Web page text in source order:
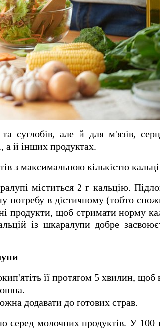
суглобів, але й для м'язів,
а й інших продуктах.
з максимальною кількістю
міститься 2 г кальцію.
потребу в дієтичному (тобто
продукти, щоб отримати норму
із шкаралупи добре
її протягом 5 хвилин, щоб
додавати до готових страв.
серед молочних продуктів. У 100